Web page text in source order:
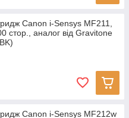
Canon i-Sensys MF211,
стор., аналог від Gravitone
Canon i-Sensys MF212w